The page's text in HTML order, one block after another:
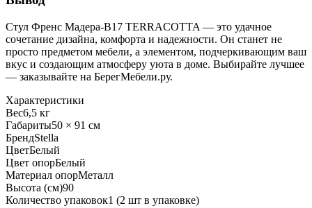
Стул Френс Мадера-B17 TERRACOTTA — это удачное
сочетание дизайна, комфорта и надежности. Он станет не
просто предметом мебели, а элементом, подчеркивающим ваш
вкус и создающим атмосферу уюта в доме. Выбирайте лучшее
— заказывайте на БерегМебели.ру.
Характеристики
Вес6,5 кг
Габариты50 × 91 см
БрендStella
ЦветБелый
Цвет опорБелый
Материал опорМеталл
Высота (см)90
Количество упаковок1 (2 шт в упаковке)